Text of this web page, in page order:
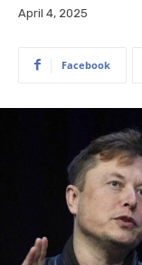
April 4, 2025
Facebook